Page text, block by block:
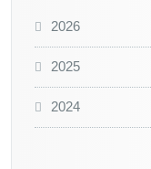
2026
2025
2024